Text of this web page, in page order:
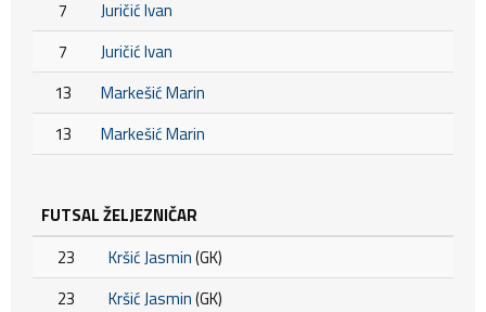
7
Juričić Ivan
7
Juričić Ivan
13
Markešić Marin
13
Markešić Marin
FUTSAL ŽELJEZNIČAR
23
Kršić Jasmin(GK)
23
Kršić Jasmin(GK)